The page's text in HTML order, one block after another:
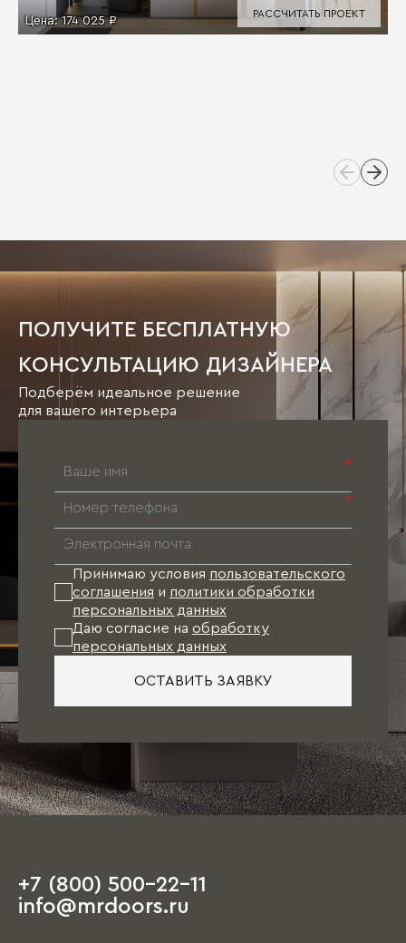
Цена:174 025 ₽
РАССЧИТАТЬ ПРОЕКТ
ПОЛУЧИТЕ БЕСПЛАТНУЮ
КОНСУЛЬТАЦИЮ ДИЗАЙНЕРА
Подберём идеальное решение
для вашего интерьера
*
*
Принимаю условия пользовательского
соглашения и политики обработки
персональных данных
Даю согласие на обработку
персональных данных
ОСТАВИТЬ ЗАЯВКУ
+7 (800) 500-22-11
info@mrdoors.ru